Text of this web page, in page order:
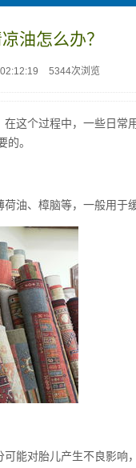
油怎么办？
5344次浏览
这个过程中，一些日常
。
油、樟脑等，一般用于
能对胎儿产生不良影响